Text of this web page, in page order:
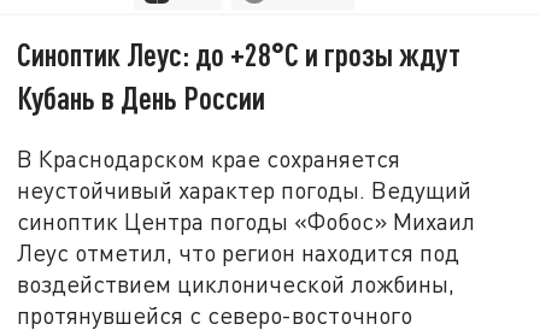
Синоптик Леус: до +28°C и грозы ждут
Кубань в День России
В Краснодарском крае сохраняется
неустойчивый характер погоды. Ведущий
синоптик Центра погоды «Фобос» Михаил
Леус отметил, что регион находится под
воздействием циклонической ложбины,
протянувшейся с северо-восточного